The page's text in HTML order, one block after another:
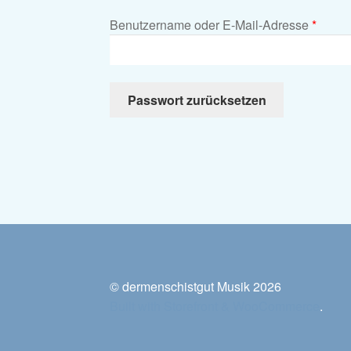
Benutzername oder E-Mail-Adresse*
Passwort zurücksetzen
© dermenschistgut Musik 2026
.